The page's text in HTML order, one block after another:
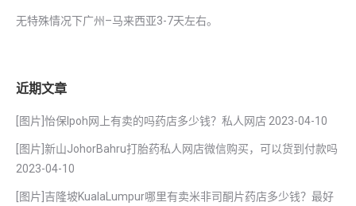
无特殊情况下广州–马来西亚3-7天左右。
近期文章
[图片]怡保lpoh网上有卖的吗药店多少钱？私人网店 2023-04-10
[图片]新山JohorBahru打胎药私人网店微信购买，可以货到付款吗
2023-04-10
[图片]吉隆坡KualaLumpur哪里有卖米非司酮片药店多少钱？最好